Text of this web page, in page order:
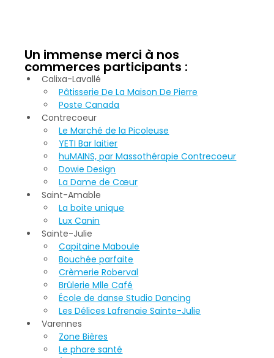
Un immense merci à nos
commerces participants :
Calixa-Lavallé
Pâtisserie De La Maison De Pierre
Poste Canada
Contrecoeur
Le Marché de la Picoleuse
YETI Bar laitier
huMAINS, par Massothérapie Contrecoeur
Dowie Design
La Dame de Cœur
Saint-Amable
La boite unique
Lux Canin
Sainte-Julie
Capitaine Maboule
Bouchée parfaite
Crèmerie Roberval
Brûlerie Mlle Café
École de danse Studio Dancing
Les Délices Lafrenaie Sainte-Julie
Varennes
Zone Bières
Le phare santé